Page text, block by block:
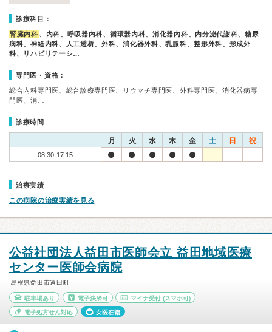
診療科目：
腎臓内科 、内科、呼吸器内科、循環器内科、消化器内科、内分泌代謝科、糖尿
病科、神経内科、人工透析、外科、消化器外科、乳腺科、整形外科、形成外
科、リハビリテーシ…
専門医・資格：
総合内科専門医、総合診療専門医、リウマチ専門医、外科専門医、消化器病専
門医、消…
診療時間
月 火 水 木 金 土 日 祝
08:30-17:15
治療実績
この病院の治療実績を見る
公益社団法人益田市医師会立 益田地域医療
センター医師会病院
島根県益田市遠田町
駐車場あり 電子決済可 マイナ受付 (スマホ可)
電子処方せん対応 女医在籍